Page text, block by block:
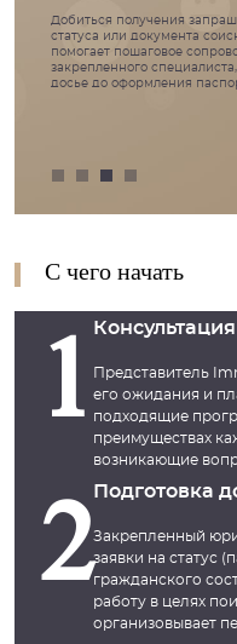
Добиться получения
статуса или документа
помогает пошаговое
закрепленного
досье до оформления
С чего начать
1
Представитель
его ожидания и
подходящие
преимуществах
возникающие
2
Подготовка
Закрепленный
заявки на статус
гражданского
работу в целях
организовывает